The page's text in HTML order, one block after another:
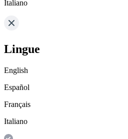
Italiano
Lingue
English
Español
Français
Italiano